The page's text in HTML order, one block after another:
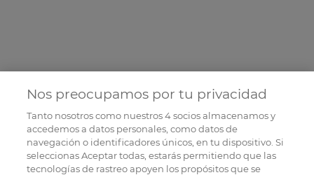
Nos preocupamos por tu privacidad
Tanto nosotros como nuestros4socios almacenamos y
accedemos a datos personales, como datos de
navegación o identificadores únicos, en tu dispositivo. Si
seleccionas Aceptar todas, estarás permitiendo que las
tecnologías de rastreo apoyen los propósitos que se